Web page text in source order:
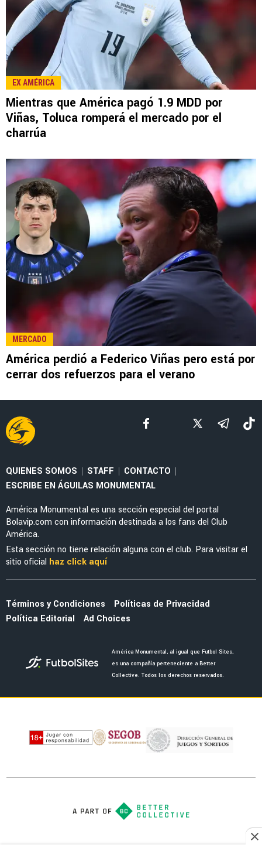
LEE TAMBIÉN
LEAGUES CUP 2026
¡Ya se estrenó! Federico Viñas marca su
primer gol con Toluca en la Leagues Cup 2026
MERCADO
Los dos fichajes que Almada quería y no